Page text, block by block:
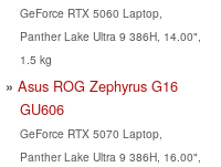
GeForce RTX 5060 Laptop,
Panther Lake Ultra 9 386H, 14.00",
1.5 kg
Asus ROG Zephyrus G16
GU606
GeForce RTX 5070 Laptop,
Panther Lake Ultra 9 386H, 16.00",